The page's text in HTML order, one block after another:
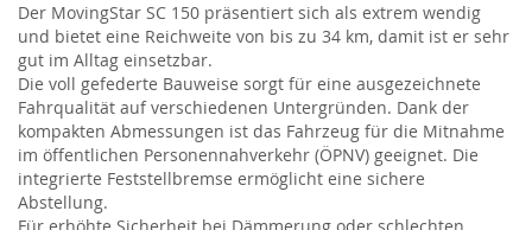
Der MovingStar SC 150 präsentiert sich als extrem wendig
und bietet eine Reichweite von bis zu 34 km, damit ist er sehr
gut im Alltag einsetzbar.
Die voll gefederte Bauweise sorgt für eine ausgezeichnete
Fahrqualität auf verschiedenen Untergründen. Dank der
kompakten Abmessungen ist das Fahrzeug für die Mitnahme
im öffentlichen Personennahverkehr (ÖPNV) geeignet. Die
integrierte Feststellbremse ermöglicht eine sichere
Abstellung.